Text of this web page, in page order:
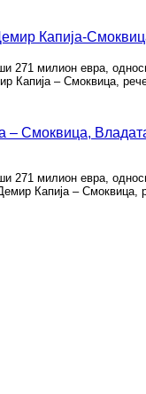
Капија-
271 милион евра,
Капија – Смоквица,
– Смоквица,
271 милион евра,
Капија – Смоквица,